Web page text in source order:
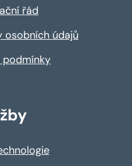
řád
osobních údajů
podmínky